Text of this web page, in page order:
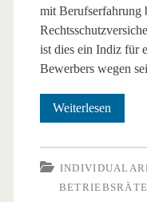
mit Berufserfahrung
ist dies ein Indiz für
Bewerbers wegen
Weiterlesen
eines
BETRIEBSRÄTE